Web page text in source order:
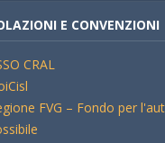
E CONVENZIONI
CRAL
FVG – Fondo per